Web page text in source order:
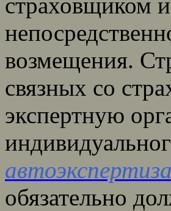
возмещения.
связных со
экспертную
автоэкспертиза
обязательно